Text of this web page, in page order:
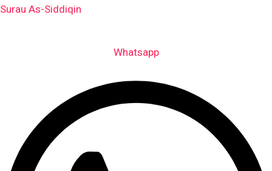
Skip
Surau As-Siddiqin
Whatsapp